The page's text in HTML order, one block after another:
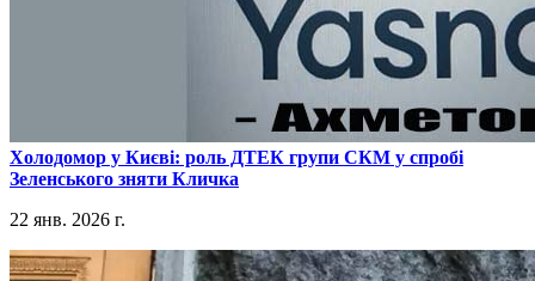
​Холодомор у Києві: роль ДТЕК групи СКМ у спробі
Зеленського зняти Кличка
22 янв. 2026 г.